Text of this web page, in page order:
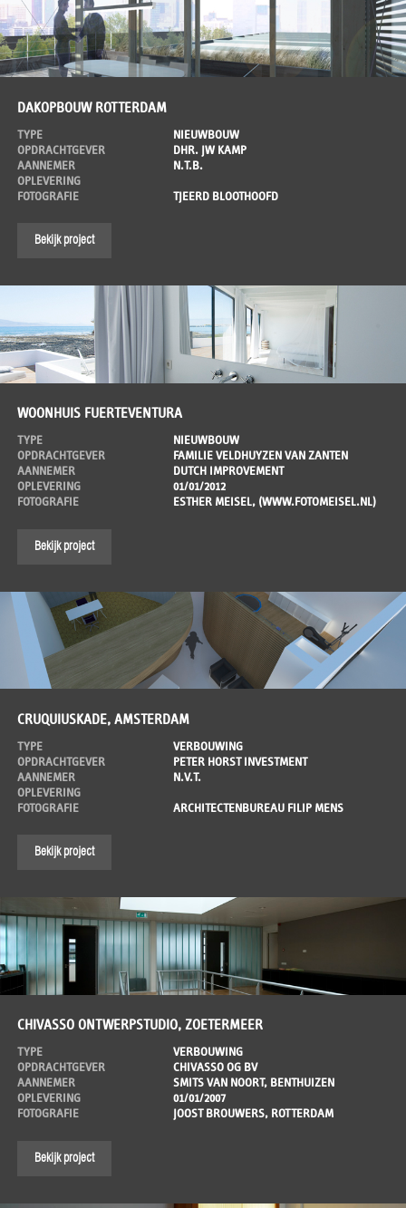
DAKOPBOUW ROTTERDAM
TYPE
NIEUWBOUW
OPDRACHTGEVER
DHR. JW KAMP
AANNEMER
N.T.B.
OPLEVERING
FOTOGRAFIE
TJEERD BLOOTHOOFD
Bekijk project
WOONHUIS FUERTEVENTURA
TYPE
NIEUWBOUW
OPDRACHTGEVER
FAMILIE VELDHUYZEN VAN ZANTEN
AANNEMER
DUTCH IMPROVEMENT
OPLEVERING
01/01/2012
FOTOGRAFIE
ESTHER MEISEL, (WWW.FOTOMEISEL.NL)
Bekijk project
CRUQUIUSKADE, AMSTERDAM
TYPE
VERBOUWING
OPDRACHTGEVER
PETER HORST INVESTMENT
AANNEMER
N.V.T.
OPLEVERING
FOTOGRAFIE
ARCHITECTENBUREAU FILIP MENS
Bekijk project
CHIVASSO ONTWERPSTUDIO, ZOETERMEER
TYPE
VERBOUWING
OPDRACHTGEVER
CHIVASSO OG BV
AANNEMER
SMITS VAN NOORT, BENTHUIZEN
OPLEVERING
01/01/2007
FOTOGRAFIE
JOOST BROUWERS, ROTTERDAM
Bekijk project